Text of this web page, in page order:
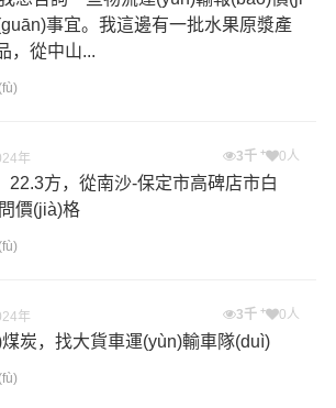
事宜。我這邊有一批水果原漿產
，從中山...
年 3千 + 0人
22.3方，從南沙-保定市高碑店市白
價(jià)格
年 3千 + 0人
炭，找大貨車運(yùn)輸車隊(duì)